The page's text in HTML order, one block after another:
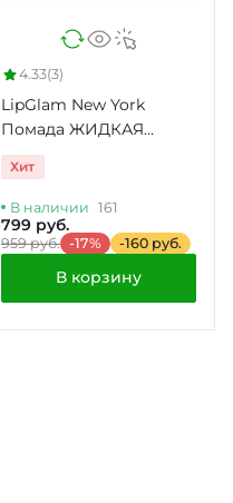
4.33(3)
LipGlam New York
Помада ЖИДКАЯ
МАТОВАЯ
Хит
В наличии 161
799 руб.
959 руб. -17% -160 руб.
В корзину